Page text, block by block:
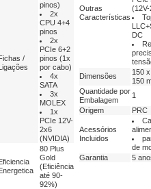
/
pinos)
2x
CPU 4+4
pinos
2x
PCIe 6+2
pinos (1x
por cabo)
4x
SATA
3x
MOLEX
1x
PCIe 12V-
2x6
(NVIDIA)
80 Plus
Gold
(Eficiência
até 90-
92%)
Outras
Características
DC
Dimensões
150
150
Quantidade por
Embalagem
1
Origem
PRC
Acessórios
Incluidos
de
Garantia
5